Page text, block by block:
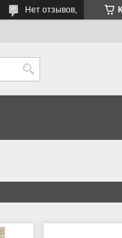
Нет отзывов,